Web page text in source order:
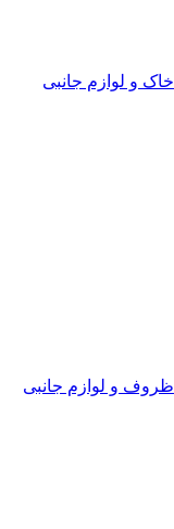
خاک و لوازم جانبی
ظروف و لوازم جانبی